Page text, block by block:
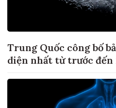
Trung Quốc công bố
diện nhất từ trước